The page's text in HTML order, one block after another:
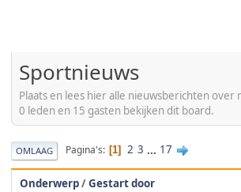
Sportnieuws
Plaats en lees hier alle nieuwsberichten
0 leden en 15 gasten bekijken dit board.
OMLAAG Pagina's 1 2 3 ... 17
Onderwerp/Gestart door